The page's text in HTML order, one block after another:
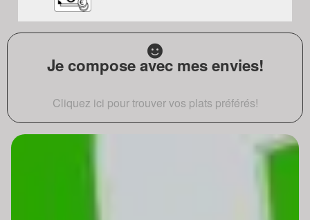
Je compose avec mes envies!
Cliquez ici pour trouver vos plats préférés!